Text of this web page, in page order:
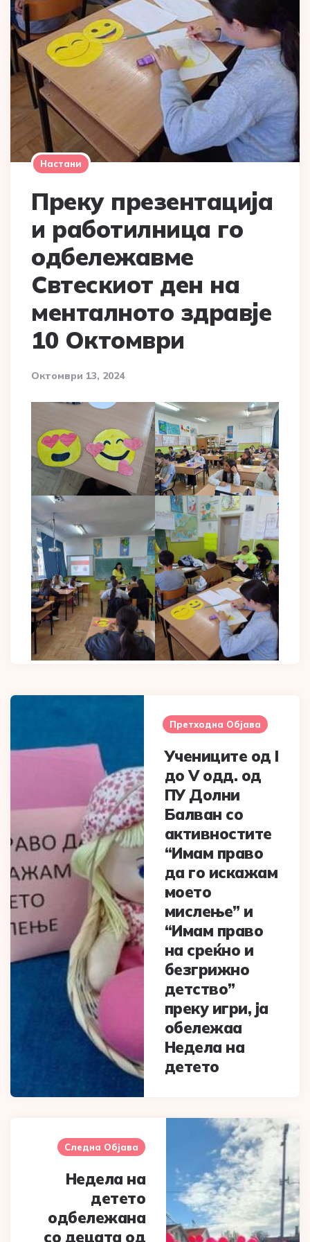
Настани
Преку презентација
и работилница го
одбележавме
Свтескиот ден на
менталното здравје
10 Октомври
Октомври 13, 2024
Post
Претходна Објава
Учениците од I
до V одд. од
ПУ Долни
Балван со
активностите
“Имам право
да го искажам
моето
мислење” и
“Имам право
на среќно и
безгрижно
детство”
преку игри, ја
обележaa
Недела на
детето
Следна Објава
Недела на
детето
одбележана
со децата од